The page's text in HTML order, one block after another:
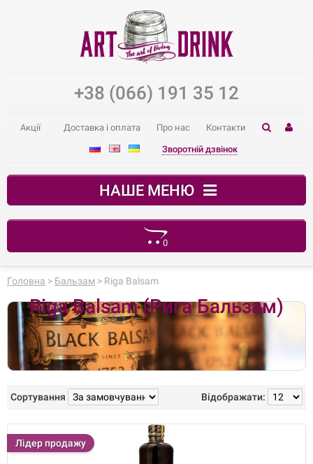
+38 (066) 191 35 12
Акції Доставка і оплата Про нас Контакти
Зворотній дзвінок
НАШЕ МЕНЮ
0
Ваш кошик порожній
Головна > Бальзам > Riga Balsam
Riga Balsam (Рига Бальзам)
Відображати:
Сортування
Лідер продажу